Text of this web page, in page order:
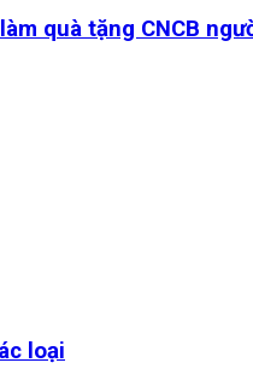
quà tặng CNCB
loại